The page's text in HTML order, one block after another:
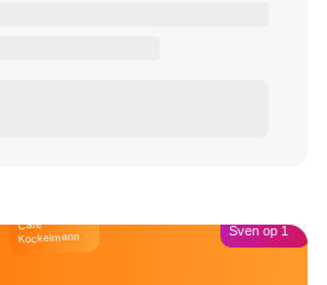
Café
Kockelmann Sven op 1